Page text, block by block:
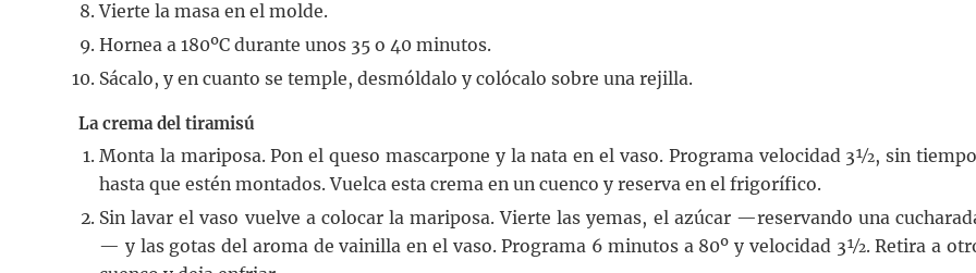
Vierte la masa en el molde.
Hornea a 180ºC durante unos 35 o 40 minutos.
Sácalo, y en cuanto se temple, desmóldalo y colócalo sobre una rejilla.
La crema del tiramisú
Monta la mariposa. Pon el queso mascarpone y la nata en el vaso. Programa velocidad 3½, sin
hasta que estén montados. Vuelca esta crema en un cuenco y reserva en el frigorífico.
Sin lavar el vaso vuelve a colocar la mariposa. Vierte las yemas, el azúcar —reservando una
— y las gotas del aroma de vainilla en el vaso. Programa 6 minutos a 80º y velocidad 3½. Retira a